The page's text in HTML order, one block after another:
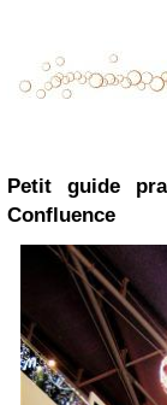
Petit guide
Confluence